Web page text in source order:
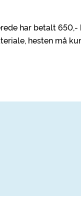
har betalt
hesten må